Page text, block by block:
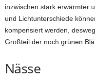
inzwischen stark erwärmter
und Lichtunterschiede
kompensiert werden,
Großteil der noch grünen
Nässe